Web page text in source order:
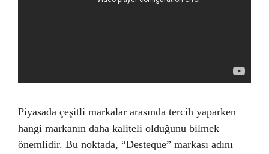
Piyasada çeşitli markalar arasında tercih yaparken
hangi markanın daha kaliteli olduğunu bilmek
önemlidir. Bu noktada, “Desteque” markası adını